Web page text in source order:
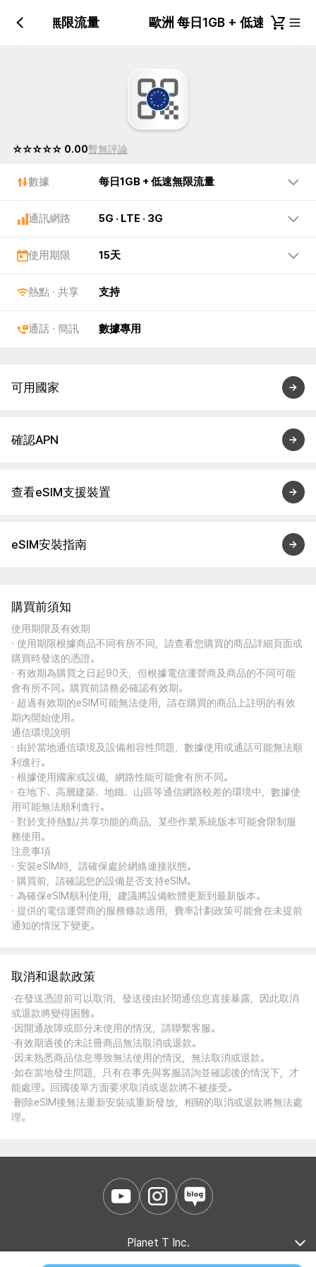
+ 低速無限流量 歐洲 每日1GB + 低速無限流
☆☆☆☆☆ 0.00暫無評論
數據 每日1GB + 低速無限流量
通訊網路 5G · LTE · 3G
使用期限 15天
熱點 · 共享 支持
通話 · 簡訊 數據專用
可用國家
確認APN
查看eSIM支援裝置
eSIM安裝指南
購買前須知
使用期限及有效期
· 使用期限根據商品不同有所不同，請查看您購買的商品詳細頁面或
購買時發送的憑證。
· 有效期為購買之日起90天，但根據電信運營商及商品的不同可能
會有所不同。購買前請務必確認有效期。
· 超過有效期的eSIM可能無法使用，請在購買的商品上註明的有效
期內開始使用。
通信環境說明
· 由於當地通信環境及設備相容性問題，數據使用或通話可能無法順
利進行。
· 根據使用國家或設備，網路性能可能會有所不同。
· 在地下、高層建築、地鐵、山區等通信網路較差的環境中，數據使
用可能無法順利進行。
· 對於支持熱點/共享功能的商品，某些作業系統版本可能會限制服
務使用。
注意事項
· 安裝eSIM時，請確保處於網絡連接狀態。
· 購買前，請確認您的設備是否支持eSIM。
· 為確保eSIM順利使用，建議將設備軟體更新到最新版本。
· 提供的電信運營商的服務條款適用，費率計劃政策可能會在未提前
通知的情況下變更。
取消和退款政策
·在發送憑證前可以取消，發送後由於開通信息直接暴露，因此取消
或退款將變得困難。
·因開通故障或部分未使用的情況，請聯繫客服。
·有效期過後的未註冊商品無法取消或退款。
·因未熟悉商品信息導致無法使用的情況，無法取消或退款。
·如在當地發生問題，只有在事先與客服諮詢並確認後的情況下，才
能處理。回國後單方面要求取消或退款將不被接受。
·刪除eSIM後無法重新安裝或重新發放，相關的取消或退款將無法處
理。
Planet T Inc.